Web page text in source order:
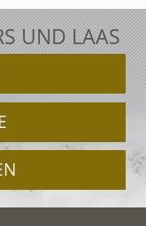
UND LAAS